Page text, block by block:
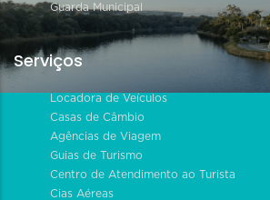
Guarda Municipal
Serviços
Locadora de Veículos
Casas de Câmbio
Agências de Viagem
Guias de Turismo
Centro de Atendimento ao Turista
Cias Aéreas